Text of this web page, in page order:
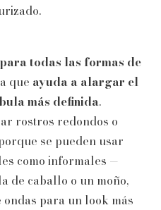
todas las formas de
que ayuda a alargar el
más definida.
rostros redondos o
se pueden usar
como informales —
de caballo o un moño,
para un look más